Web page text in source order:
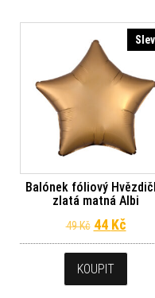
Balónek fóliový
zlatá matná Albi
49Kč Původní
44 Kč
KOUPIT